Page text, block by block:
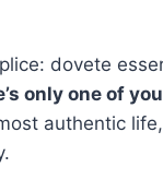
dovete
only one of
authentic